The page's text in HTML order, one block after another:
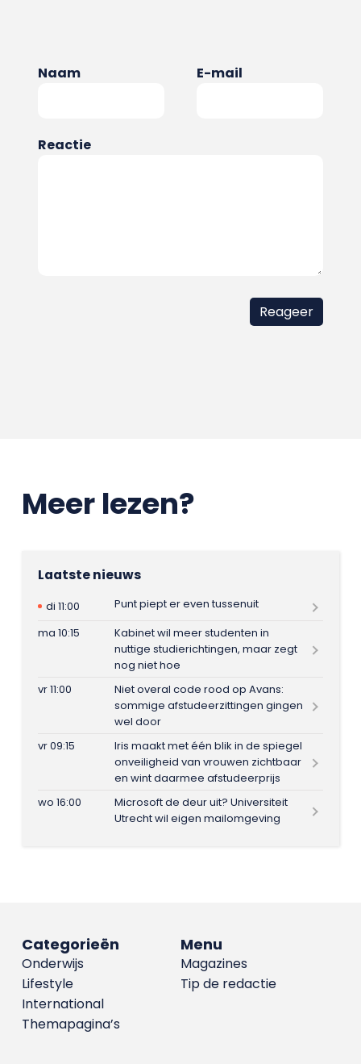
Naam E-mail
Reactie
Meer lezen?
Laatste nieuws
di 11:00
Punt piept er even tussenuit
ma 10:15
Kabinet wil meer studenten in
nuttige studierichtingen, maar zegt
nog niet hoe
vr 11:00
Niet overal code rood op Avans:
sommige afstudeerzittingen gingen
wel door
vr 09:15
Iris maakt met één blik in de spiegel
onveiligheid van vrouwen zichtbaar
en wint daarmee afstudeerprijs
wo 16:00
Microsoft de deur uit? Universiteit
Utrecht wil eigen mailomgeving
Menu
Magazines
Tip de redactie
Categorieën
Onderwijs
Lifestyle
International
Themapagina’s